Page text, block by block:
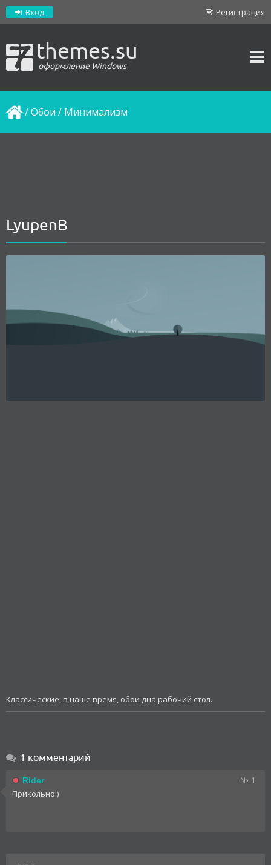
Регистрация
Вход
themes.su
оформление Windows
/Обои / Минимализм
LyupenB
Классические, в наше время, обои дна рабочий стол.
1 комментарий
Rider № 1
Прикольно:)